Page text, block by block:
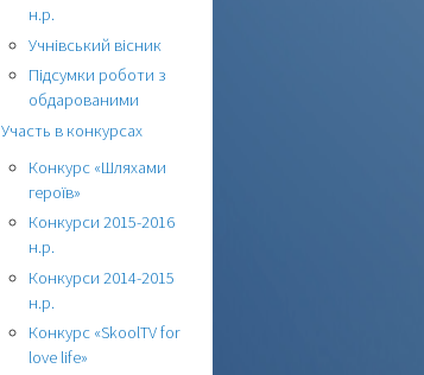
н.р.
Учнівський вісник
Підсумки роботи з
обдарованими
Участь в конкурсах
Конкурс «Шляхами
героїв»
Конкурси 2015-2016
н.р.
Конкурси 2014-2015
н.р.
Конкурс «SkoolTV for
love life»